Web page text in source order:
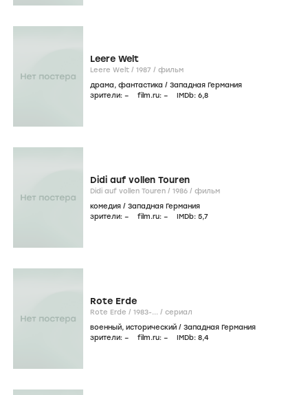
Leere Welt
Leere Welt / 1987 / фильм
драма, фантастика / Западная Германия
зрители: – film.ru: – IMDb: 6,8
Didi auf vollen Touren
Didi auf vollen Touren / 1986 / фильм
комедия / Западная Германия
зрители: – film.ru: – IMDb: 5,7
Rote Erde
Rote Erde / 1983-... / сериал
военный, исторический / Западная Германия
зрители: – film.ru: – IMDb: 8,4